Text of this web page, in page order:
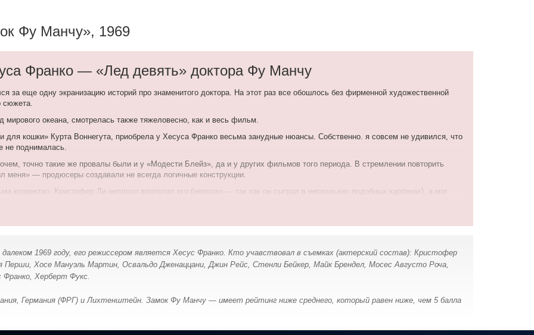
Фу Манчу», 1969
Франко — «Лед девять» доктора Фу Манчу
за еще одну экранизацию историй про знаменитого доктора. На этот раз все обошлось без фирменной художественной
сюжета.
океана, смотрелась также тяжеловесно, как и весь фильм.
кошки» Курта Воннегута, приобрела у Хесуса Франко весьма занудные нюансы. Собственно. я совсем не удивился, что
не поднималась.
точно такие же провалы были и у «Модести Блейз», да и у других фильмов того периода. В стремлении повторить
— продюсеры создавали не всегда логичные конструкции.
корректно. Кристофер Ли неплохо воплотил его (неплохо — так как он сыграл в нескольких подобных картинах), а мог
сюжетной остроты, так и проработки деталей.
1969 году, его режиссером является Хесус Франко. Кто учавствовал в съемках (актерский состав): Кристофер
Хосе Мануэль Мартин, Освальдо Дженаццани, Джин Рейс, Стенли Бейкер, Майк Брендел, Мосес Августо Роча,
Франко, Херберт Фукс.
Германия (ФРГ) и Лихтенштейн. Замок Фу Манчу — имеет рейтинг ниже среднего, который равен ниже, чем 5 балла